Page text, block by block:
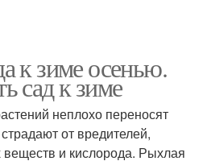
к зиме осенью.
сад к зиме
неплохо переносят
от вредителей,
веществ и кислорода. Рыхлая